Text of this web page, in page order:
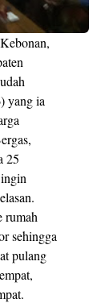
yang ia
25
rumah
sehingga
pulang